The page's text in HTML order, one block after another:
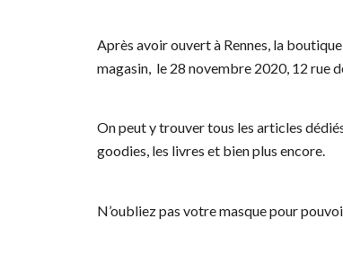
Après avoir ouvert à Rennes, la
magasin, le 28 novembre 2020, 12 rue
On peut y trouver tous les articles
goodies, les livres et bien plus encore.
N’oubliez pas votre masque pour